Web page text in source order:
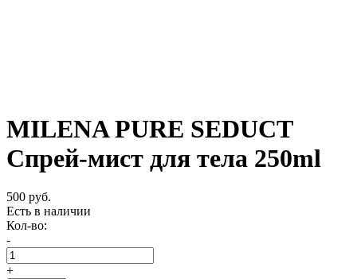
MILENA PURE SEDUCT
Спрей-мист для тела 250ml
500 руб.
Есть в наличии
Кол-во:
-
+